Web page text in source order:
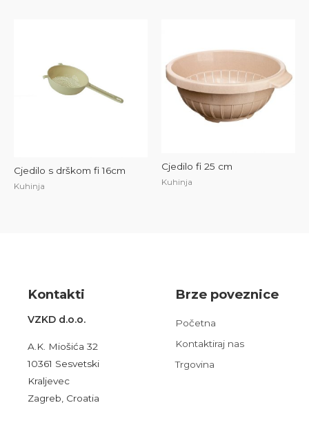
Cjedilo s drškom fi 16cm
Kuhinja
Cjedilo fi 25 cm
Kuhinja
Kontakti
VZKD d.o.o.
A.K. Miošića 32
10361 Sesvetski
Kraljevec
Zagreb, Croatia
Brze poveznice
Početna
Kontaktiraj nas
Trgovina